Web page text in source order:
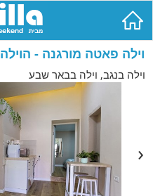
וילה פאטה מורגנה - הוילה
וילה בנגב, וילה בבאר שבע